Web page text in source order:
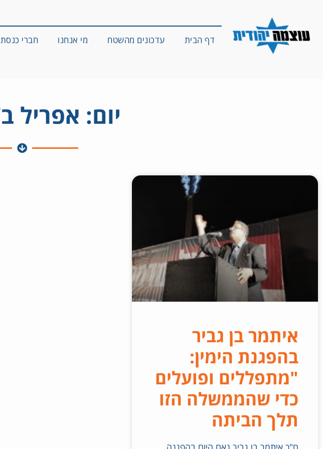
דף הבית עדכונים מהשטח מי אנחנו חברי כנסת
יום: אפריל ב7, 2022
איתמר בן גביר
בהפגנת הימין:
"מתפללים ופועלים
כדי שהממשלה הזו
תלך הביתה